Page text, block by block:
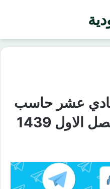
عشر حاسب
الاول المتوسط الفصل الاول 1439